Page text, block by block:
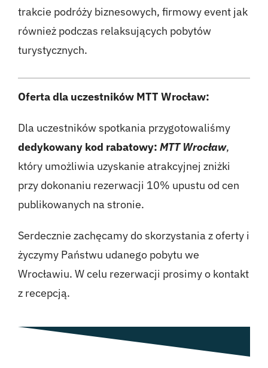
trakcie podróży biznesowych, firmowy event jak
również podczas relaksujących pobytów
turystycznych.
Oferta dla uczestników MTT Wrocław:
Dla uczestników spotkania przygotowaliśmy
dedykowany kod rabatowy: MTT Wrocław,
który umożliwia uzyskanie atrakcyjnej zniżki
przy dokonaniu rezerwacji 10% upustu od cen
publikowanych na stronie.
Serdecznie zachęcamy do skorzystania z oferty i
życzymy Państwu udanego pobytu we
Wrocławiu. W celu rezerwacji prosimy o kontakt
z recepcją.